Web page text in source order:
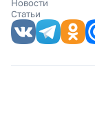
Новости
Статьи